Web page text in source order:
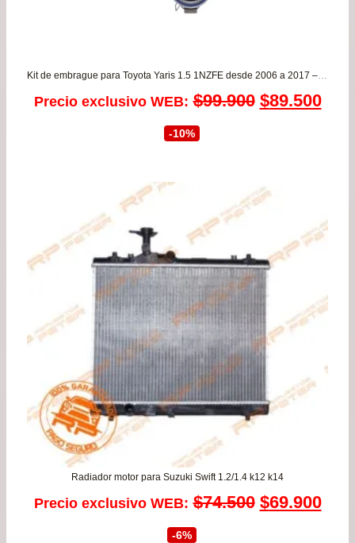
Kit de embrague para Toyota Yaris 1.5 1NZFE desde 2006 a 2017 – Corolla 1.6 3ZZFE desde 2002 a 2011
Precio exclusivo WEB: $99.900 El
era:
$99.900.
$89.500El
-10%
Radiador motor para Suzuki Swift 1.2/1.4 k12 k14
Precio exclusivo WEB: $74.500 El
$69.900El
-6%